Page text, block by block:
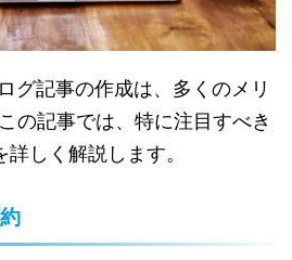
グ記事の作成は、多くのメリ
の記事では、特に注目すべき
しく解説します。